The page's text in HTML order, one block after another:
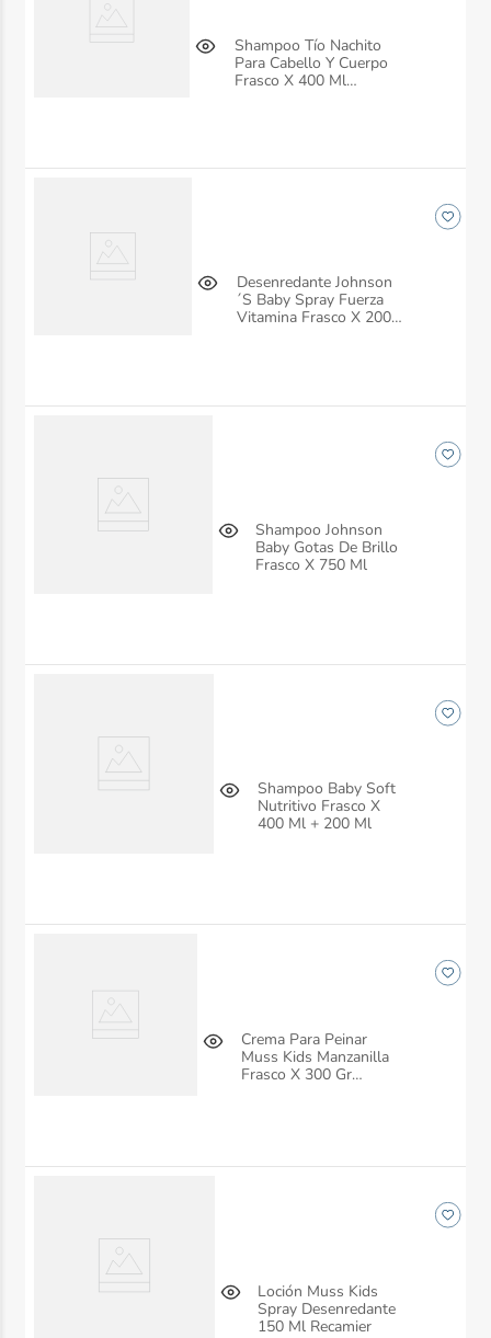
Shampoo Tío Nachito
Para Cabello Y Cuerpo
Frasco X 400 Ml
Desenredante Johnson
´S Baby Spray Fuerza
Vitamina Frasco X 200
Shampoo Johnson
Baby Gotas De Brillo
Frasco X 750 Ml
Shampoo Baby Soft
Nutritivo Frasco X
400 Ml + 200 Ml
Crema Para Peinar
Muss Kids Manzanilla
Frasco X 300 Gr
Loción Muss Kids
Spray Desenredante
150 Ml Recamier